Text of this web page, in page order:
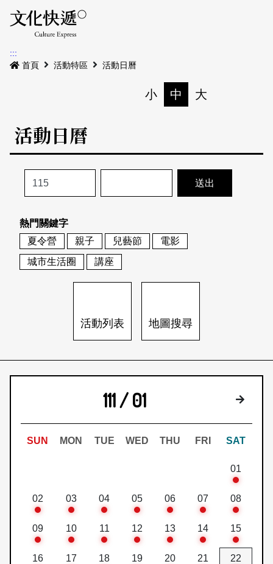
最新公告
本期專題
歷史專題
活動特區
活動列表
地圖搜尋
關於我們
關於我們
刊物索取地點
會員基本資料
刊登活動
網站導覽 English
日本語 登入/註冊
:::
首頁
活動特區 活動日曆
小 中 大
活動日曆
熱門關鍵字
夏令營
親子 兒藝節
電影
城市生活圈
講座
活動列表 地圖搜尋
111 / 01 下個月
SUN MON TUE WED THU FRI SAT
01
02 03 04 05 06 07 08
09 10 11 12 13 14 15
16 17 18 19 20 21 22